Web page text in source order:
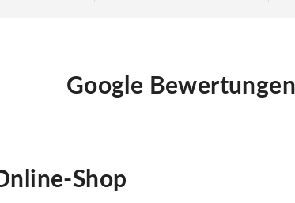
Google Bewertungen
Shop